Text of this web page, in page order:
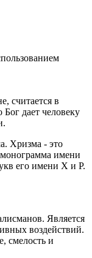
считается в
Бог дает человеку
Хризма - это
имени
его имени Х и Р.
Является
воздействий.
смелость и